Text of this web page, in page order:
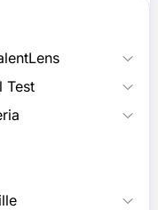
Test